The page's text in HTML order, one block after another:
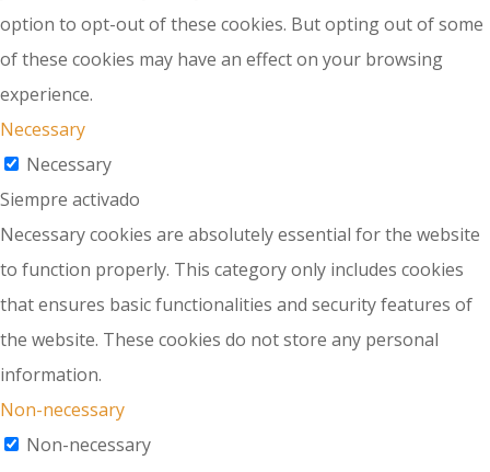
option to opt-out of these cookies. But opting out of some
of these cookies may have an effect on your browsing
experience.
Necessary
Necessary
Siempre activado
Necessary cookies are absolutely essential for the website
to function properly. This category only includes cookies
that ensures basic functionalities and security features of
the website. These cookies do not store any personal
information.
Non-necessary
Non-necessary